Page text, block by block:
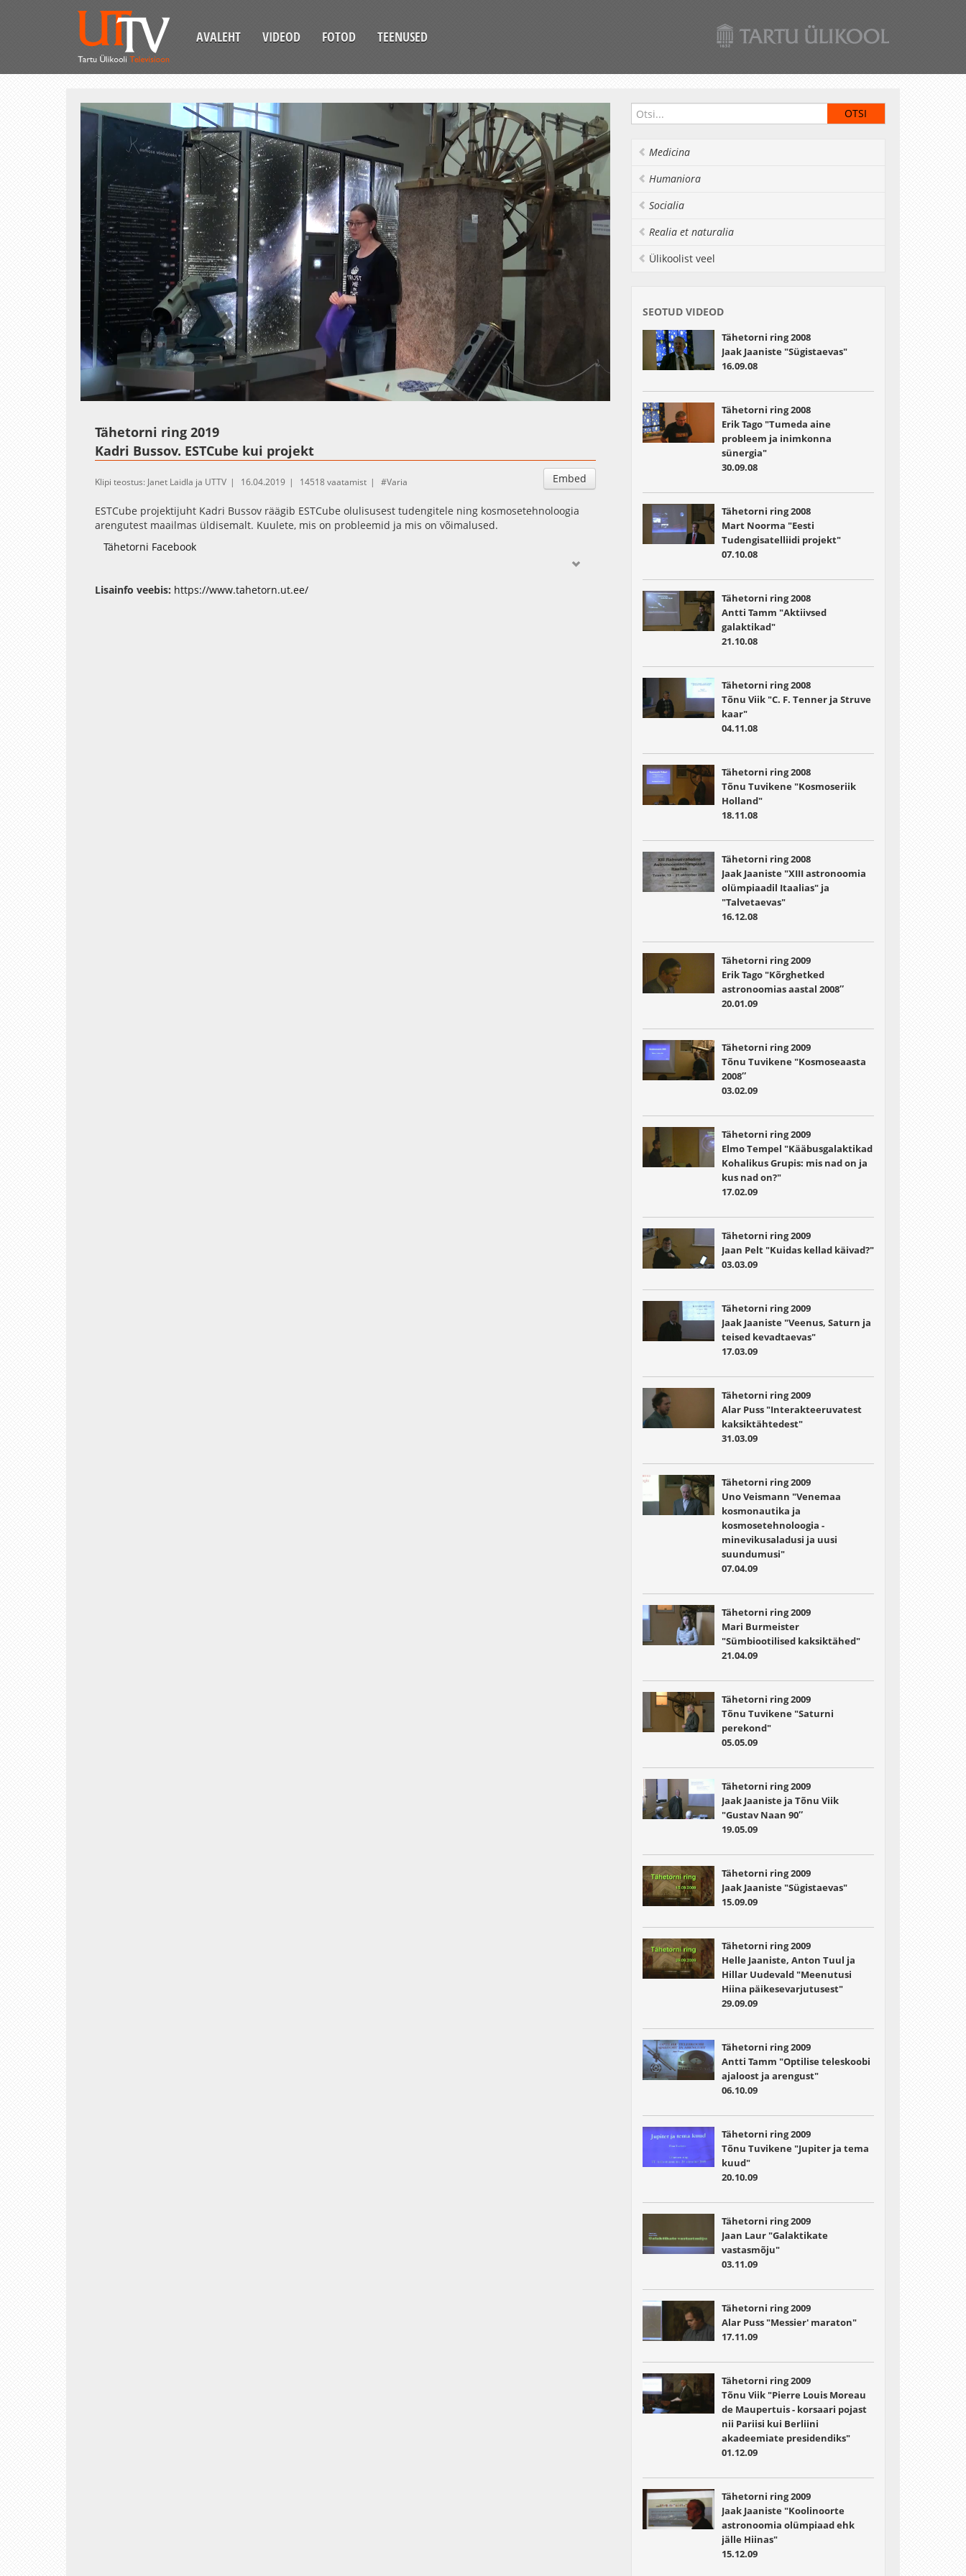
AVALEHT VIDEOD FOTOD TEENUSED
UnmuteLoaded:
0.44%
Esituskiirused
Auto
Tähetorni ring 2019
Kadri Bussov. ESTCube kui projekt
Embed
Klipi teostus: Janet Laidla ja UTTV 16.04.2019 14518 vaatamist Varia
ESTCube projektijuht Kadri Bussov räägib ESTCube olulisusest tudengitele ning kosmosetehnoloogia
arengutest maailmas üldisemalt. Kuulete, mis on probleemid ja mis on võimalused.
Tähetorni Facebook
Lisainfo veebis: https://www.tahetorn.ut.ee/
Medicina
Humaniora
Socialia
Realia et naturalia
Ülikoolist veel
SEOTUD VIDEOD
Tähetorni ring 2008
Jaak Jaaniste "Sügistaevas"
16.09.08
Tähetorni ring 2008
Erik Tago "Tumeda aine
probleem ja inimkonna
sünergia"
30.09.08
Tähetorni ring 2008
Mart Noorma "Eesti
Tudengisatelliidi projekt"
07.10.08
Tähetorni ring 2008
Antti Tamm "Aktiivsed
galaktikad"
21.10.08
Tähetorni ring 2008
Tõnu Viik "C. F. Tenner ja Struve
kaar"
04.11.08
Tähetorni ring 2008
Tõnu Tuvikene "Kosmoseriik
Holland"
18.11.08
Tähetorni ring 2008
Jaak Jaaniste "XIII astronoomia
olümpiaadil Itaalias" ja
"Talvetaevas"
16.12.08
Tähetorni ring 2009
Erik Tago "Kõrghetked
astronoomias aastal 2008″
20.01.09
Tähetorni ring 2009
Tõnu Tuvikene "Kosmoseaasta
2008″
03.02.09
Tähetorni ring 2009
Elmo Tempel "Kääbusgalaktikad
Kohalikus Grupis: mis nad on ja
kus nad on?"
17.02.09
Tähetorni ring 2009
Jaan Pelt "Kuidas kellad käivad?"
03.03.09
Tähetorni ring 2009
Jaak Jaaniste "Veenus, Saturn ja
teised kevadtaevas"
17.03.09
Tähetorni ring 2009
Alar Puss "Interakteeruvatest
kaksiktähtedest"
31.03.09
Tähetorni ring 2009
Uno Veismann "Venemaa
kosmonautika ja
kosmosetehnoloogia -
minevikusaladusi ja uusi
suundumusi"
07.04.09
Tähetorni ring 2009
Mari Burmeister
"Sümbiootilised kaksiktähed"
21.04.09
Tähetorni ring 2009
Tõnu Tuvikene "Saturni
perekond"
05.05.09
Tähetorni ring 2009
Jaak Jaaniste ja Tõnu Viik
"Gustav Naan 90″
19.05.09
Tähetorni ring 2009
Jaak Jaaniste "Sügistaevas"
15.09.09
Tähetorni ring 2009
Helle Jaaniste, Anton Tuul ja
Hillar Uudevald "Meenutusi
Hiina päikesevarjutusest"
29.09.09
Tähetorni ring 2009
Antti Tamm "Optilise teleskoobi
ajaloost ja arengust"
06.10.09
Tähetorni ring 2009
Tõnu Tuvikene "Jupiter ja tema
kuud"
20.10.09
Tähetorni ring 2009
Jaan Laur "Galaktikate
vastasmõju"
03.11.09
Tähetorni ring 2009
Alar Puss "Messier' maraton"
17.11.09
Tähetorni ring 2009
Tõnu Viik "Pierre Louis Moreau
de Maupertuis - korsaari pojast
nii Pariisi kui Berliini
akadeemiate presidendiks"
01.12.09
Tähetorni ring 2009
Jaak Jaaniste "Koolinoorte
astronoomia olümpiaad ehk
jälle Hiinas"
15.12.09